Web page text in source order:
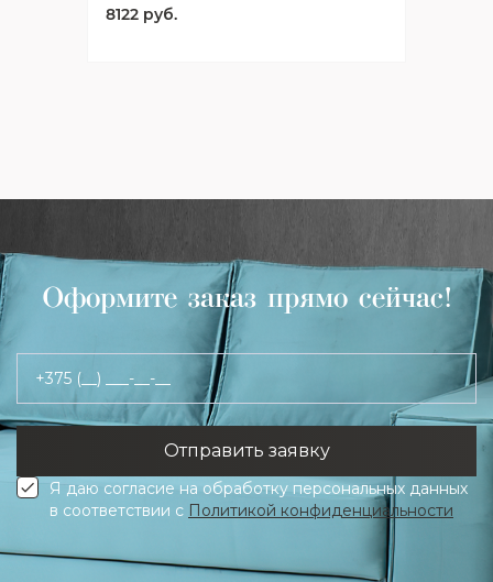
8122 руб.
Оформите заказ прямо сейчас!
+375 (__) ___-__-__
Я даю согласие на обработку персональных данных
в соответствии с Политикой конфиденциальности